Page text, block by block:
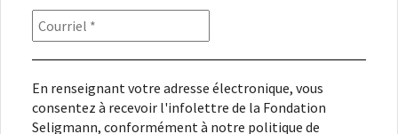
En renseignant votre adresse électronique, vous
consentez à recevoir l'infolettre de la Fondation
Seligmann, conformément à notre politique de